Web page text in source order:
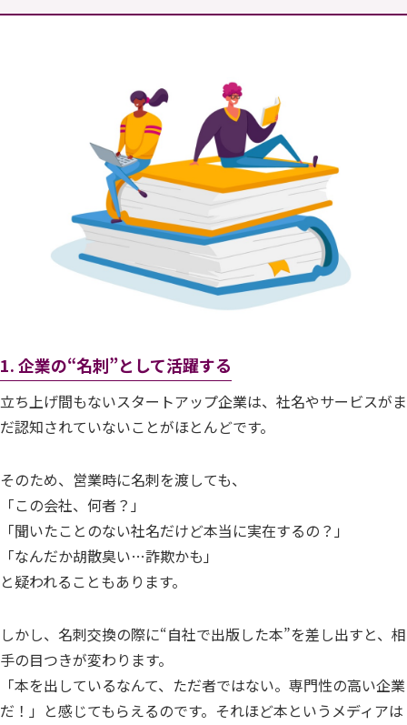
1. 企業の“名刺”として活躍する
立ち上げ間もないスタートアップ企業は、社名やサービスがま
だ認知されていないことがほとんどです。
そのため、営業時に名刺を渡しても、
「この会社、何者？」
「聞いたことのない社名だけど本当に実在するの？」
「なんだか胡散臭い…詐欺かも」
と疑われることもあります。
しかし、名刺交換の際に“自社で出版した本”を差し出すと、相
手の目つきが変わります。
「本を出しているなんて、ただ者ではない。専門性の高い企業
だ！」と感じてもらえるのです。それほど本というメディアは